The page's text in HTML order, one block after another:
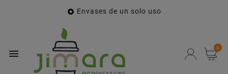
 Envases de un solo uso
 0